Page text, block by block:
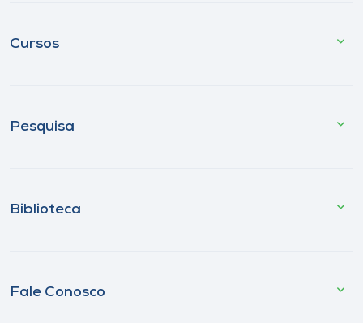
Cursos
Pesquisa
Biblioteca
Fale Conosco